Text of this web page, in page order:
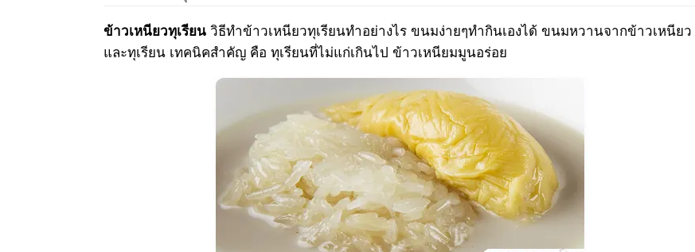
ข้าวเหนียวทุเรียน วิธีทำข้าวเหนียวทุเรียนทำอย่างไร ขนมง่ายๆทำกินเองได้ ขนมหวานจากข้าวเหนียว
และทุเรียน เทคนิคสำคัญ คือ ทุเรียนที่ไม่แก่เกินไป ข้าวเหนียมมูนอร่อย